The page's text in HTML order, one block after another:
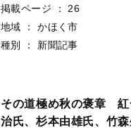
掲載ページ
：
26
地域
：
かほく市
種別
： 新聞記事
その道極め秋の褒章
治氏、杉本由雄氏、竹